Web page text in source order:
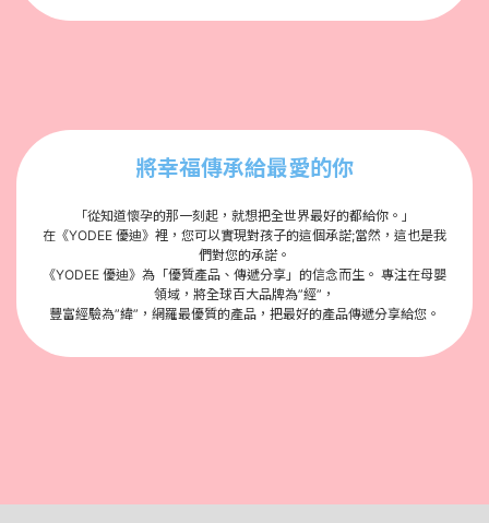
將幸福傳承給最愛的你
「從知道懷孕的那一刻起，就想把全世界最好的都給你。」
在《YODEE 優迪》裡，您可以實現對孩子的這個承諾;當然，這也是我
們對您的承諾。
《YODEE 優迪》為「優質產品、傳遞分享」的信念而生。 專注在母嬰
領域，將全球百大品牌為”經”，
豐富經驗為”緯”，網羅最優質的產品，把最好的產品傳遞分享給您。